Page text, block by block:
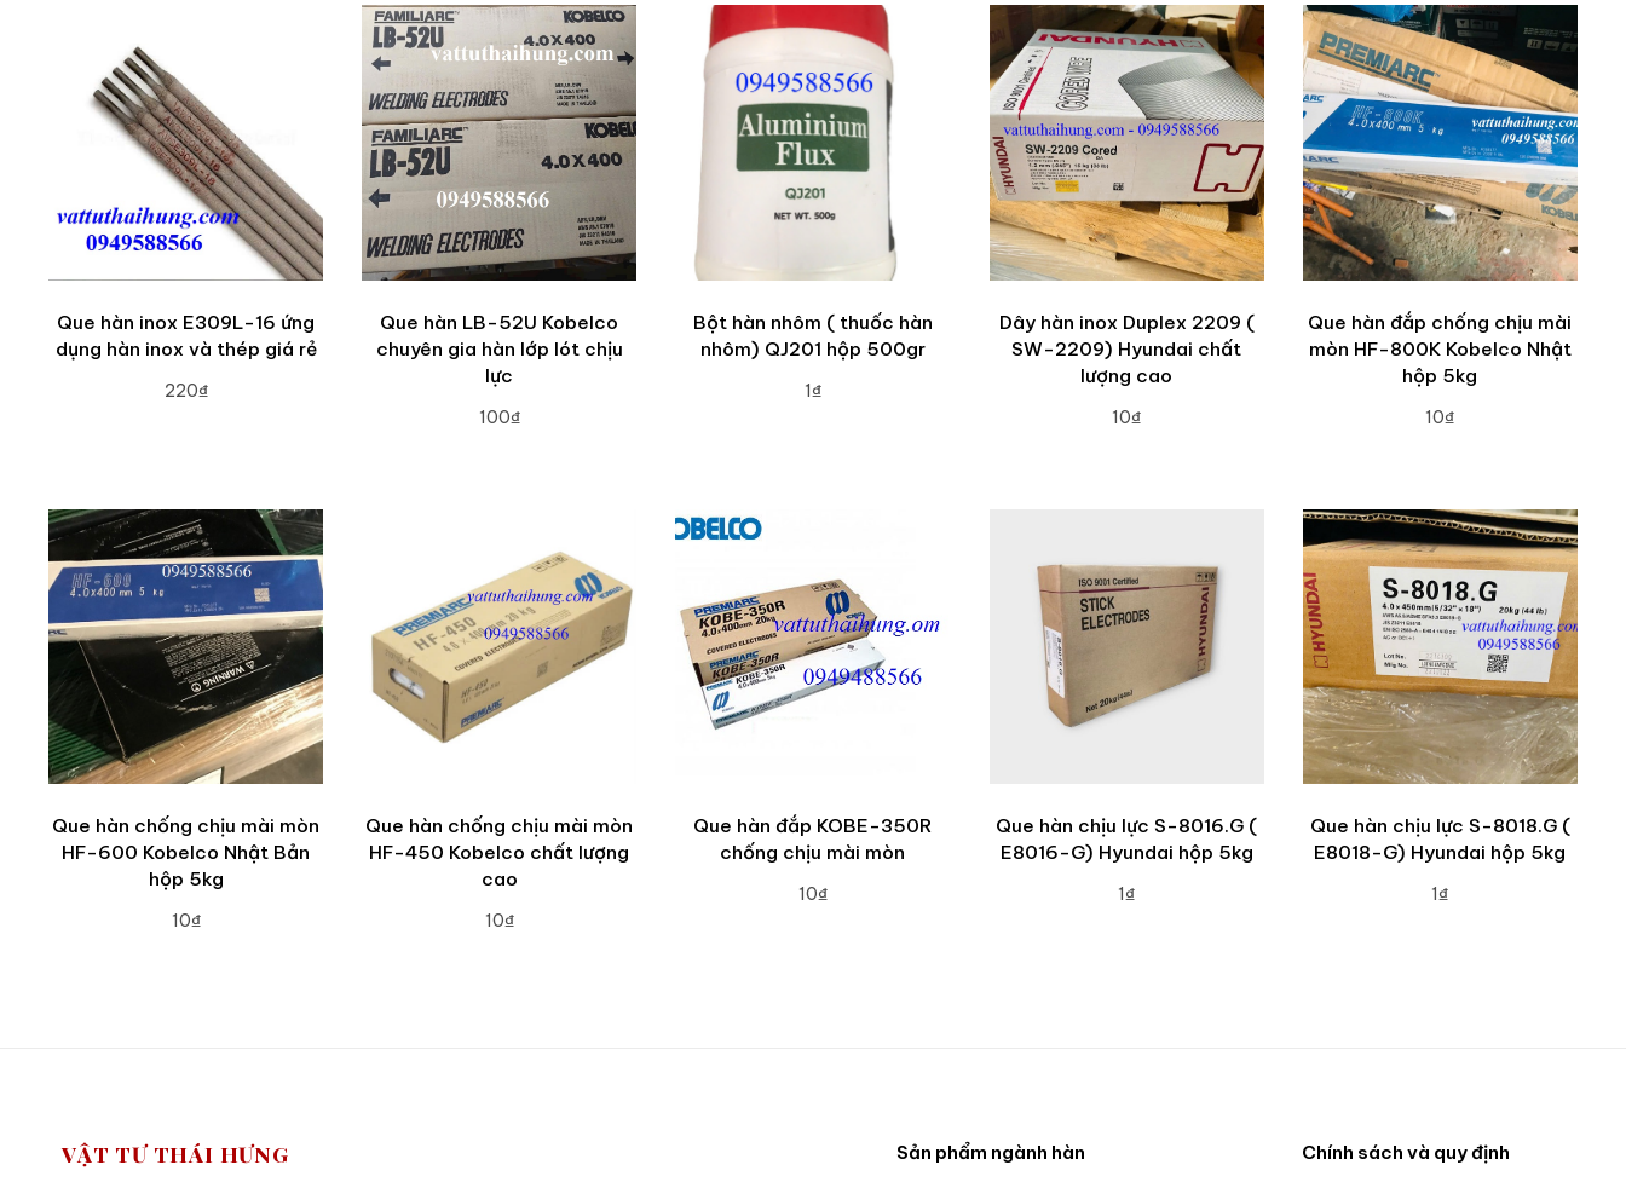
Que hàn inox E309L-16 ứng
dụng hàn inox và thép giá rẻ
220₫
Que hàn LB-52U Kobelco
chuyên gia hàn lớp lót chịu
lực
100₫
Bột hàn nhôm ( thuốc hàn
nhôm) QJ201 hộp 500gr
1₫
Dây hàn inox Duplex 2209 (
SW-2209) Hyundai chất
lượng cao
10₫
Que hàn đắp chống chịu mài
mòn HF-800K Kobelco Nhật
hộp 5kg
10₫
Que hàn chống chịu mài mòn
HF-600 Kobelco Nhật Bản
hộp 5kg
10₫
Que hàn chống chịu mài mòn
HF-450 Kobelco chất lượng
cao
10₫
Que hàn đắp KOBE-350R
chống chịu mài mòn
10₫
Que hàn chịu lực S-8016.G (
E8016-G) Hyundai hộp 5kg
1₫
Que hàn chịu lực S-8018.G (
E8018-G) Hyundai hộp 5kg
1₫
VẬT TƯ THÁI HƯNG Sản phẩm ngành hàn Chính sách và quy định